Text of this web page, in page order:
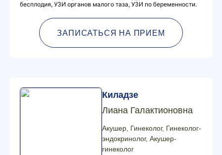
бесплодия, УЗИ органов малого таза, УЗИ по беременности.
ЗАПИСАТЬСЯ НА ПРИЕМ
Киладзе
Лиана Галактионовна
Акушер, Гинеколог, Гинеколог-
эндокринолог, Акушер-
гинеколог